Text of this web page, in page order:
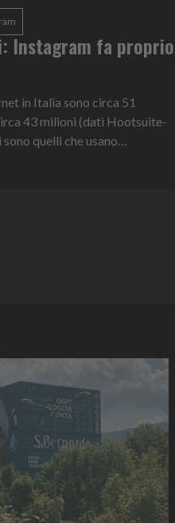
Instagram fa proprio
in Italia sono circa 51
43 milioni (dati Hootsuite-
quelli che usano